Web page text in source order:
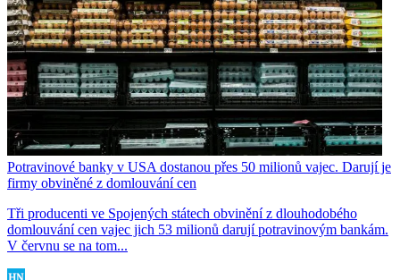
Potravinové banky v USA dostanou přes 50 milionů vajec. Darují je
firmy obviněné z domlouvání cen
Tři producenti ve Spojených státech obvinění z dlouhodobého
domlouvání cen vajec jich 53 milionů darují potravinovým bankám.
V červnu se na tom...